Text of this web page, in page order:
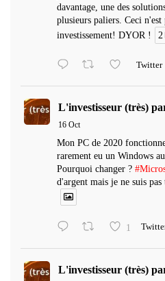
davantage, une des
plusieurs paliers. Ceci n'est
investissement! DYOR !
2
Twitter
L'investisseur (très)
16 Oct
Mon PC de 2020
rarement eu un Windows
Pourquoi changer ?
d'argent mais je ne suis
1
L'investisseur (très)